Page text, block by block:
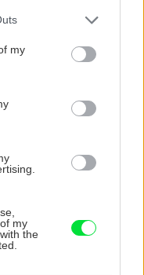
one or more Google
You may click to
third-party tags to
in below Google
my
my
the
a teplo? Tieto
na miesta, na